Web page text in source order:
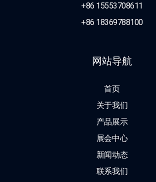
+86 15553708611
+86 18369788100
网站导航
首页
关于我们
产品展示
展会中心
新闻动态
联系我们